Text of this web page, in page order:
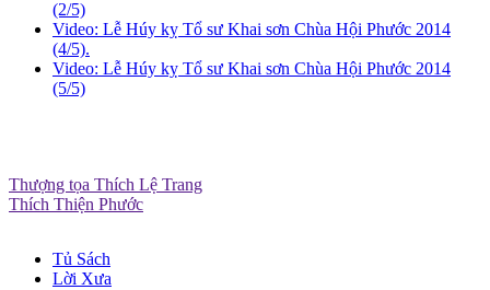
(2/5)
Video: Lễ Húy kỵ Tổ sư Khai sơn Chùa Hội Phước 2014
(4/5).
Video: Lễ Húy kỵ Tổ sư Khai sơn Chùa Hội Phước 2014
(5/5)
Thượng tọa Thích Lệ Trang
Thích Thiện Phước
Tủ Sách
Lời Xưa